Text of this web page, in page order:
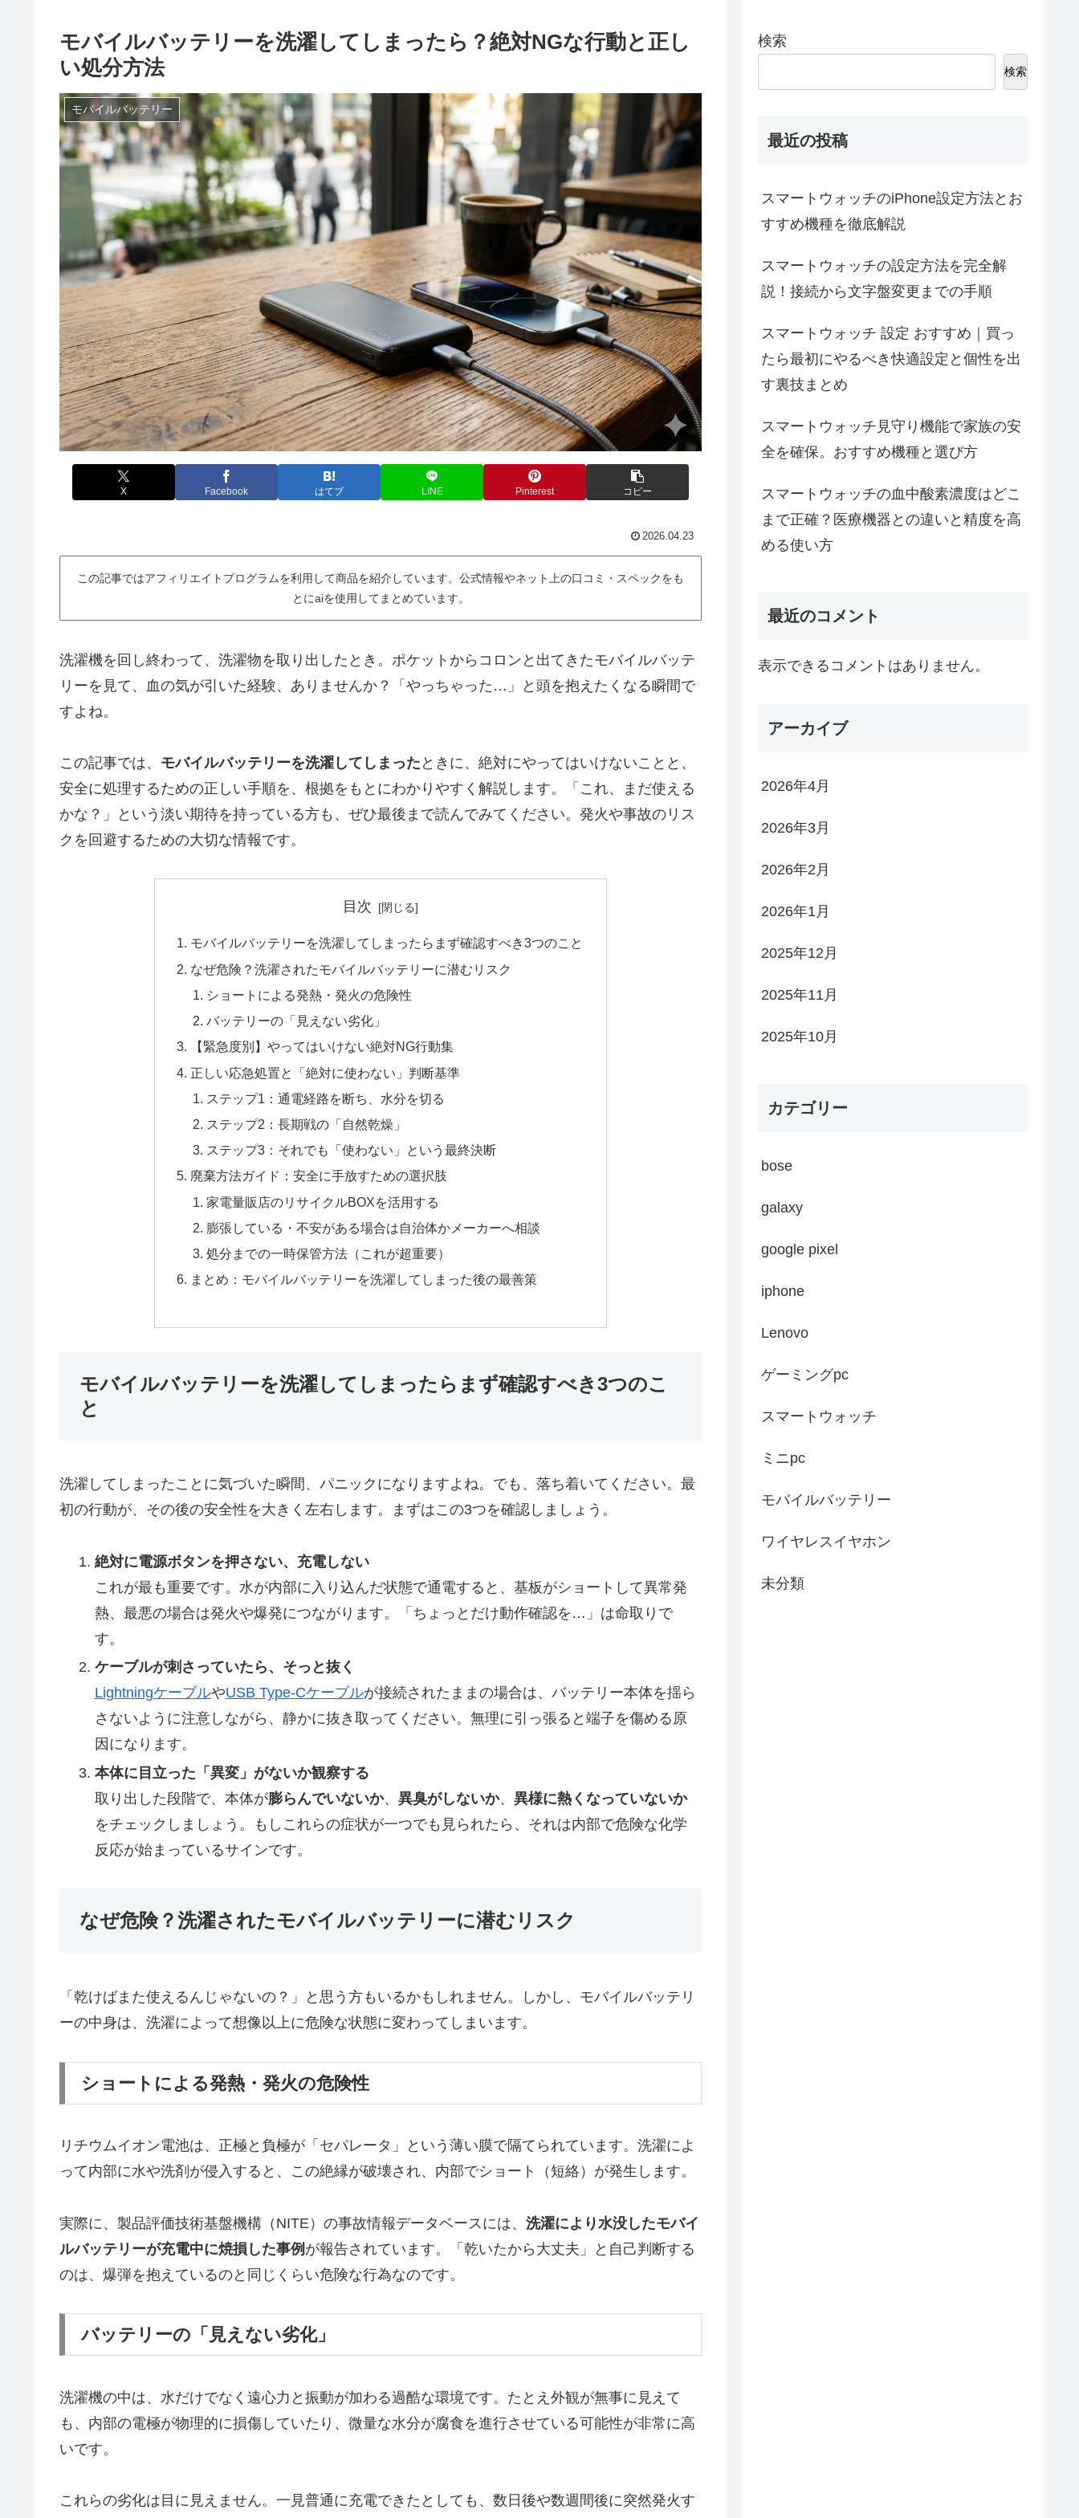
モバイルバッテリーを洗濯してしまったら？絶対NGな行動と正し
い処分方法
モバイルバッテリー
X Facebook はてブ LINE Pinterest コピー
2026.04.23
この記事ではアフィリエイトプログラムを利用して商品を紹介しています。公式情報やネット上の口コミ・スペックをも
とにaiを使用してまとめています。
洗濯機を回し終わって、洗濯物を取り出したとき。ポケットからコロンと出てきたモバイルバッテ
リーを見て、血の気が引いた経験、ありませんか？「やっちゃった…」と頭を抱えたくなる瞬間で
すよね。
この記事では、 モバイルバッテリーを洗濯してしまった ときに、絶対にやってはいけないことと、
安全に処理するための正しい手順を、根拠をもとにわかりやすく解説します。「これ、まだ使える
かな？」という淡い期待を持っている方も、ぜひ最後まで読んでみてください。発火や事故のリス
クを回避するための大切な情報です。
目次
モバイルバッテリーを洗濯してしまったらまず確認すべき3つのこと
なぜ危険？洗濯されたモバイルバッテリーに潜むリスク
ショートによる発熱・発火の危険性
バッテリーの「見えない劣化」
【緊急度別】やってはいけない絶対NG行動集
正しい応急処置と「絶対に使わない」判断基準
ステップ1：通電経路を断ち、水分を切る
ステップ2：長期戦の「自然乾燥」
ステップ3：それでも「使わない」という最終決断
廃棄方法ガイド：安全に手放すための選択肢
家電量販店のリサイクルBOXを活用する
膨張している・不安がある場合は自治体かメーカーへ相談
処分までの一時保管方法（これが超重要）
まとめ：モバイルバッテリーを洗濯してしまった後の最善策
モバイルバッテリーを洗濯してしまったらまず確認すべき3つのこ
と
洗濯してしまったことに気づいた瞬間、パニックになりますよね。でも、落ち着いてください。最
初の行動が、その後の安全性を大きく左右します。まずはこの3つを確認しましょう。
絶対に電源ボタンを押さない、充電しない
これが最も重要です。水が内部に入り込んだ状態で通電すると、基板がショートして異常発
熱、最悪の場合は発火や爆発につながります。「ちょっとだけ動作確認を…」は命取りで
す。
ケーブルが刺さっていたら、そっと抜く
LightningケーブルやUSB Type-Cケーブルが接続されたままの場合は、バッテリー本体を揺ら
さないように注意しながら、静かに抜き取ってください。無理に引っ張ると端子を傷める原
因になります。
本体に目立った「異変」がないか観察する
取り出した段階で、本体が膨らんでいないか、 異臭がしないか、 異様に熱くなっていないか
をチェックしましょう。もしこれらの症状が一つでも見られたら、それは内部で危険な化学
反応が始まっているサインです。
なぜ危険？洗濯されたモバイルバッテリーに潜むリスク
「乾けばまた使えるんじゃないの？」と思う方もいるかもしれません。しかし、モバイルバッテリ
ーの中身は、洗濯によって想像以上に危険な状態に変わってしまいます。
ショートによる発熱・発火の危険性
リチウムイオン電池は、正極と負極が「セパレータ」という薄い膜で隔てられています。洗濯によ
って内部に水や洗剤が侵入すると、この絶縁が破壊され、内部でショート（短絡）が発生します。
実際に、製品評価技術基盤機構（NITE）の事故情報データベースには、 洗濯により水没したモバイ
ルバッテリーが充電中に焼損した事例 が報告されています。「乾いたから大丈夫」と自己判断する
のは、爆弾を抱えているのと同じくらい危険な行為なのです。
バッテリーの「見えない劣化」
洗濯機の中は、水だけでなく遠心力と振動が加わる過酷な環境です。たとえ外観が無事に見えて
も、内部の電極が物理的に損傷していたり、微量な水分が腐食を進行させている可能性が非常に高
いです。
これらの劣化は目に見えません。一見普通に充電できたとしても、数日後や数週間後に突然発火す
検索
検索
最近の投稿
スマートウォッチのiPhone設定方法とお
すすめ機種を徹底解説
スマートウォッチの設定方法を完全解
説！接続から文字盤変更までの手順
スマートウォッチ 設定 おすすめ｜買っ
たら最初にやるべき快適設定と個性を出
す裏技まとめ
スマートウォッチ見守り機能で家族の安
全を確保。おすすめ機種と選び方
スマートウォッチの血中酸素濃度はどこ
まで正確？医療機器との違いと精度を高
める使い方
最近のコメント
表示できるコメントはありません。
アーカイブ
2026年4月
2026年3月
2026年2月
2026年1月
2025年12月
2025年11月
2025年10月
カテゴリー
bose
galaxy
google pixel
iphone
Lenovo
ゲーミングpc
スマートウォッチ
ミニpc
モバイルバッテリー
ワイヤレスイヤホン
未分類